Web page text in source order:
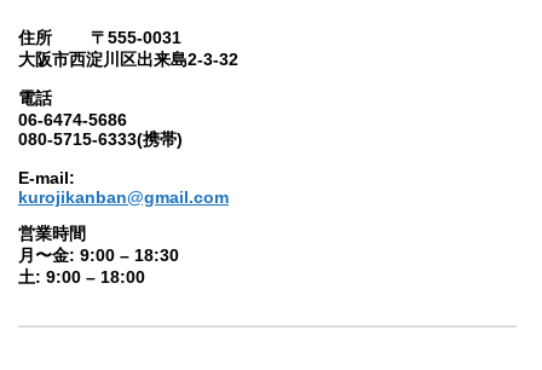
住所 〒555-0031
大阪市西淀川区出来島2-3-32
電話
06-6474-5686
080-5715-6333(携帯)
E-mail:
kurojikanban@gmail.com
営業時間
月〜金: 9:00 – 18:30
土: 9:00 – 18:00